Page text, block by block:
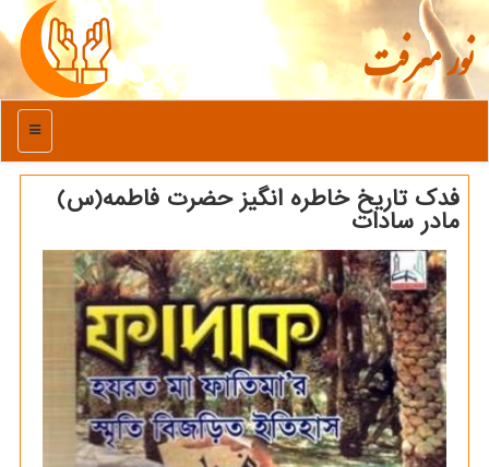
نور معرفت
منو
فدک تاریخ خاطره انگیز حضرت فاطمه(س)
مادر سادات